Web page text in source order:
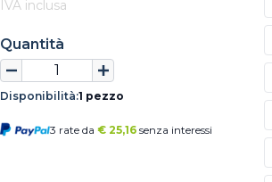
IVA inclusa
Quantità
Disponibilità:1 pezzo
3 rate da € 25,16 senza interessi